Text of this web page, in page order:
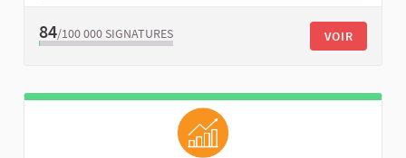
84/100 000 SIGNATURES VOIR